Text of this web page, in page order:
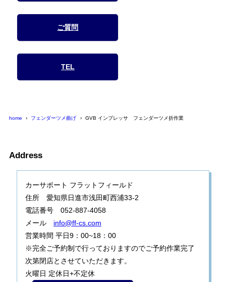
ご質問
TEL
home フェンダーツメ曲げ GVB インプレッサ フェンダーツメ折作業
Address
カーサポート フラットフィールド
住所 愛知県日進市浅田町西浦33-2
電話番号 052-887-4058
メール info@ff-cs.com
営業時間 平日9：00~18：00
※完全ご予約制で行っておりますのでご予約作業完了
次第閉店とさせていただきます。
火曜日 定休日+不定休